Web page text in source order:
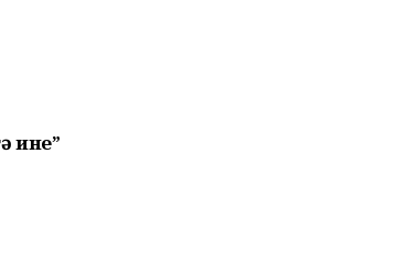
ине”